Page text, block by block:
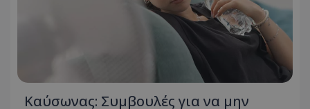
Kαύσωνας: Συμβουλές για να μην